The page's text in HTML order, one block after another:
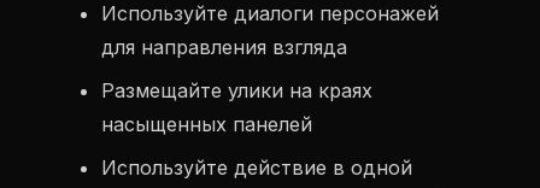
Используйте диалоги персонажей
для направления взгляда
Размещайте улики на краях
насыщенных панелей
Используйте действие в одной